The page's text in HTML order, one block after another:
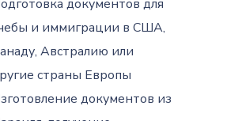
документов для
и иммиграции в США,
Австралию или
страны Европы
документов из